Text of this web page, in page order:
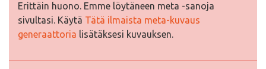
Erittäin huono. Emme löytäneen meta -sanoja
sivultasi. Käytä Tätä ilmaista meta-kuvaus
generaattoria lisätäksesi kuvauksen.